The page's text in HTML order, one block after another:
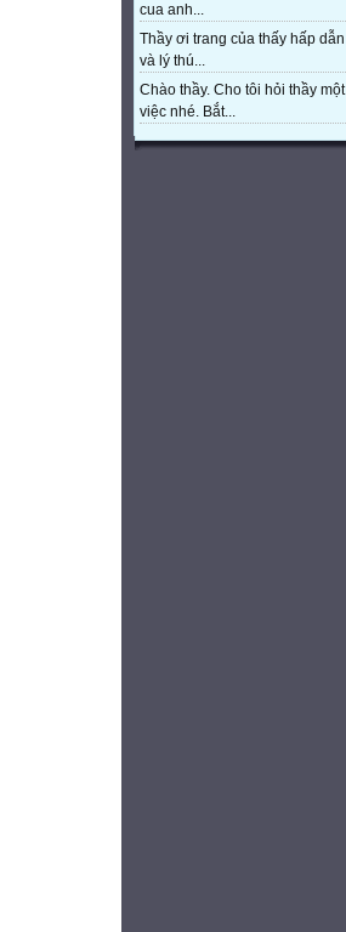
cua anh...
Thầy ơi trang của thấy hấp dẫn
và lý thú...
Chào thầy. Cho tôi hỏi thầy một
việc nhé. Bắt...